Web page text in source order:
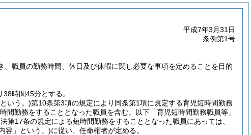
平成7年3月31日
条例第1号
、職員の勤務時間、休日及び休暇に関し必要な事項を定めることを目的
時間45分とする。
いう。)第10条第3項の規定により同条第1項に規定する育児短時間勤務
間勤務をすることとなった職員を含む。以下「育児短時間勤務職員等」
第17条の規定による短時間勤務をすることとなった職員にあっては、
容」という。)に従い、任命権者が定める。